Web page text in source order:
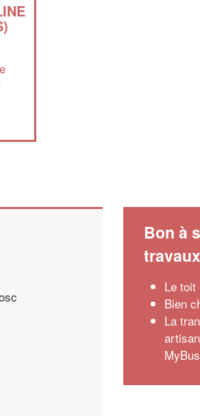
Bon à
travaux
Le toit
Bien
La